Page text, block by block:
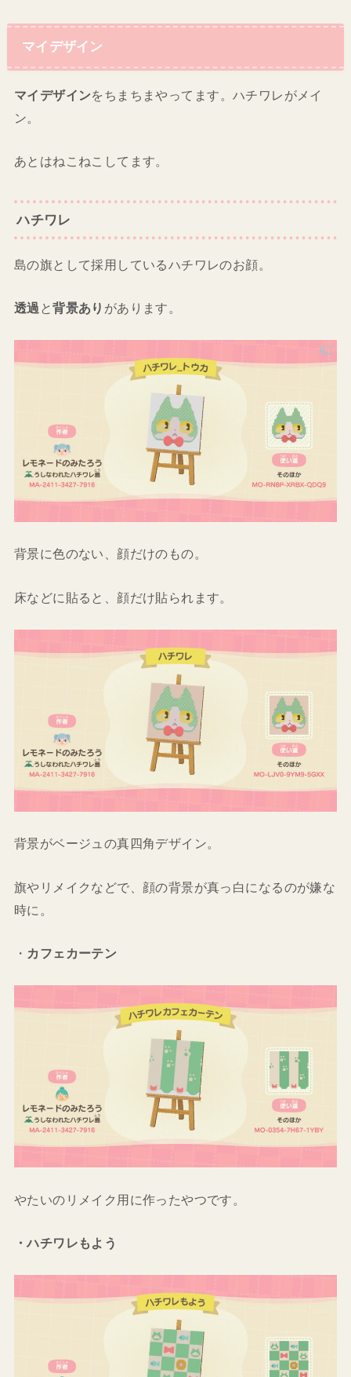
マイデザイン
マイデザインをちまちまやってます。ハチワレがメイ
ン。
あとはねこねこしてます。
ハチワレ
島の旗として採用しているハチワレのお顔。
透過 と背景あり があります。
背景に色のない、顔だけのもの。
床などに貼ると、顔だけ貼られます。
背景がベージュの真四角デザイン。
旗やリメイクなどで、顔の背景が真っ白になるのが嫌な
時に。
・ カフェカーテン
やたいのリメイク用に作ったやつです。
・ハチワレもよう